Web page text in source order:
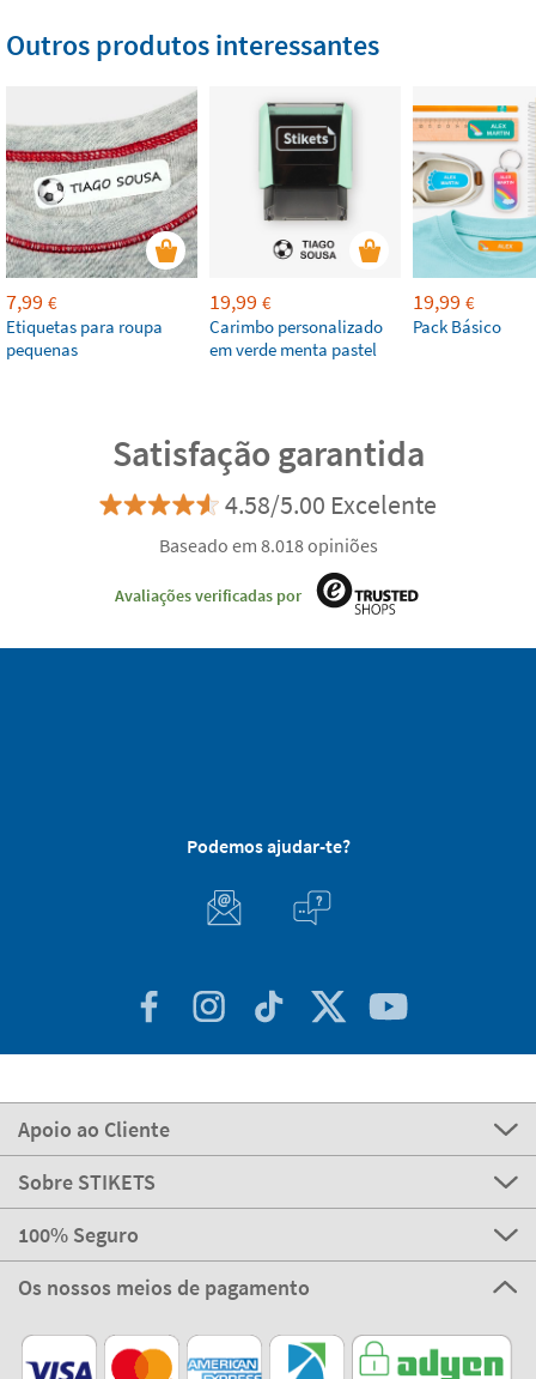
Outros produtos interessantes
7,99 €
Etiquetas para roupa
pequenas
19,99 €
Carimbo personalizado
em verde menta pastel
19,99 €
Pack Básico
Satisfação garantida
4.58/5.00 Excelente
Baseado em 8.018 opiniões
Avaliações verificadas por
Podemos ajudar-te?
Apoio ao Cliente
Sobre STIKETS
100% Seguro
Os nossos meios de pagamento